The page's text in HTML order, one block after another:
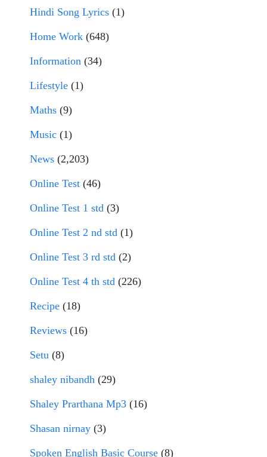
Hindi Song Lyrics (1)
Home Work (648)
Information (34)
Lifestyle (1)
Maths (9)
Music (1)
News (2,203)
Online Test (46)
Online Test 1 std (3)
Online Test 2 nd std (1)
Online Test 3 rd std (2)
Online Test 4 th std (226)
Recipe (18)
Reviews (16)
Setu (8)
shaley nibandh (29)
Shaley Prarthana Mp3 (16)
Shasan nirnay (3)
Spoken English Basic Course (8)